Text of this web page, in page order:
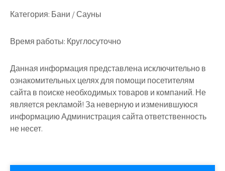
Категория: Бани / Сауны
Время работы: Круглосуточно
Данная информация представлена исключительно в
ознакомительных целях для помощи посетителям
сайта в поиске необходимых товаров и компаний. Не
является рекламой! За неверную и изменившуюся
информацию Администрация сайта ответственность
не несет.